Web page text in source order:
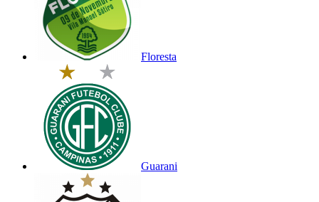
Floresta
Guarani